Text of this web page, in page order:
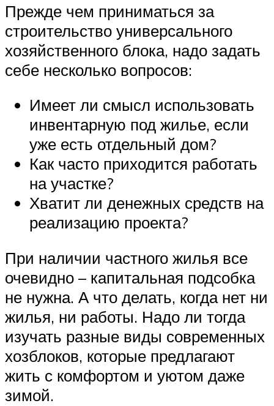
Прежде чем приниматься за
строительство универсального
хозяйственного блока, надо задать
себе несколько вопросов:
Имеет ли смысл использовать
инвентарную под жилье, если
уже есть отдельный дом?
Как часто приходится работать
на участке?
Хватит ли денежных средств на
реализацию проекта?
При наличии частного жилья все
очевидно – капитальная подсобка
не нужна. А что делать, когда нет ни
жилья, ни работы. Надо ли тогда
изучать разные виды современных
хозблоков, которые предлагают
жить с комфортом и уютом даже
зимой.